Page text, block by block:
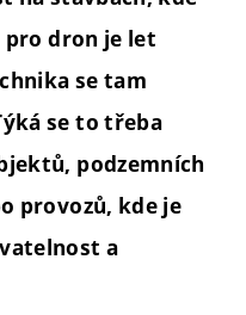
pro dron je let
se tam
se to třeba
podzemních
provozů, kde je
a